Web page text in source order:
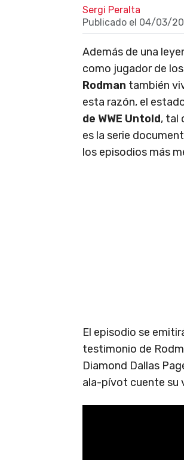
Sergi Peralta
Publicado el 04/03/
Además de una
como jugador de
Rodman también
esta razón, el
de WWE Untold, tal
es la serie
los episodios más
El episodio se
testimonio de
Diamond Dallas
ala-pívot cuente su